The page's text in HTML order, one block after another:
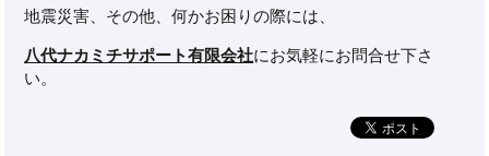
地震災害、その他、何かお困りの際には、
八代ナカミチサポート有限会社にお気軽にお問合せ下さ
い。